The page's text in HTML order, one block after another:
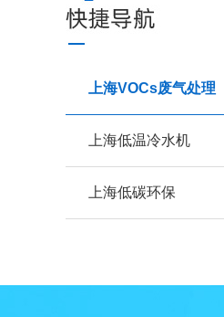
上海VOCs废气处理
上海低温冷水机
上海低碳环保